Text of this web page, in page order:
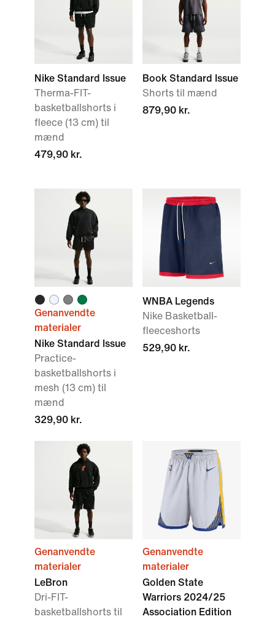
Nike Standard Issue
Therma-FIT-
basketballshorts i
fleece (13 cm) til
mænd
479,90 kr.
Book Standard Issue
Shorts til mænd
879,90 kr.
Genanvendte
materialer
Nike Standard Issue
Practice-
basketballshorts i
mesh (13 cm) til
mænd
329,90 kr.
WNBA Legends
Nike Basketball-
fleeceshorts
529,90 kr.
Genanvendte
materialer
LeBron
Dri-FIT-
basketballshorts til
Genanvendte
materialer
Golden State
Warriors 2024/25
Association Edition